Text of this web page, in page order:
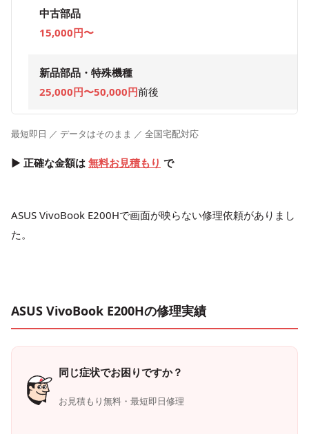
中古部品
15,000円〜
新品部品・特殊機種
25,000円〜50,000円前後
最短即日 ／ データはそのまま ／ 全国宅配対応
▶ 正確な金額は 無料お見積もり で
ASUS VivoBook E200Hで画面が映らない修理依頼がありまし
た。
ASUS VivoBook E200Hの修理実績
同じ症状でお困りですか？
お見積もり無料・最短即日修理